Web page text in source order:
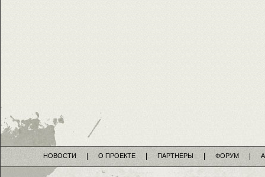
НОВОСТИ О ПРОЕКТЕ ПАРТНЕРЫ ФОРУМ